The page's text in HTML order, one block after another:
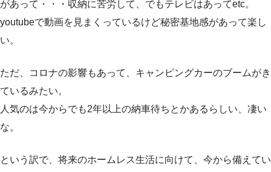
があって・・・収納に苦労して、でもテレビはあってetc。
youtubeで動画を見まくっているけど秘密基地感があって楽し
い。
ただ、コロナの影響もあって、キャンピングカーのブームがき
ているみたい。
人気のは今からでも2年以上の納車待ちとかあるらしい、凄い
な。
という訳で、将来のホームレス生活に向けて、今から備えてい